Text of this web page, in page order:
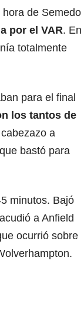
de Semedo
por el VAR. En
totalmente
para el final
los tantos de
a
bastó para
minutos. Bajó
a Anfield
ocurrió sobre